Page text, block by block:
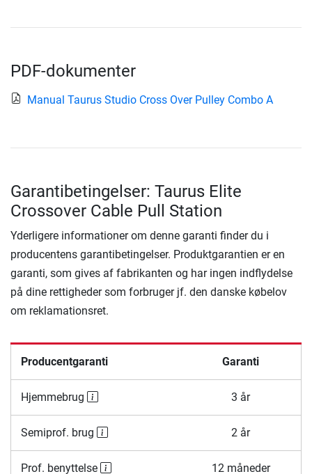
PDF-dokumenter
Manual Taurus Studio Cross Over Pulley Combo A
Garantibetingelser: Taurus Elite
Crossover Cable Pull Station
Yderligere informationer om denne garanti finder du i
producentens garantibetingelser. Produktgarantien er en
garanti, som gives af fabrikanten og har ingen indflydelse
på dine rettigheder som forbruger jf. den danske købelov
om reklamationsret.
Producentgaranti Garanti
Hjemmebrug 3 år
Semiprof. brug 2 år
Prof. benyttelse 12 måneder